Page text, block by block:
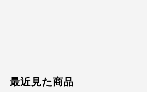
最近見た商品